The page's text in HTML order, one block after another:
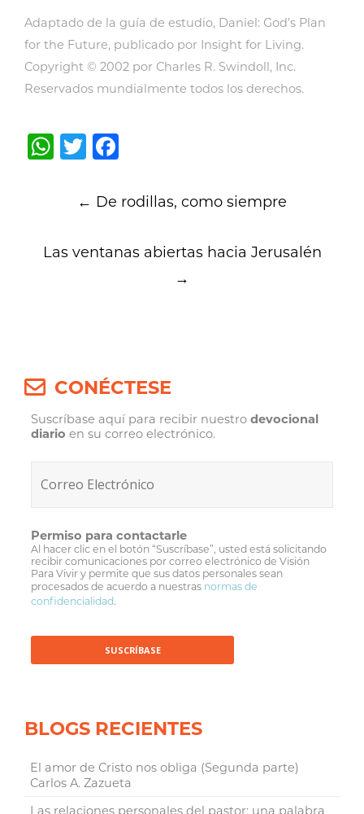
Adaptado de la guía de estudio, Daniel: God’s Plan
for the Future, publicado por Insight for Living.
Copyright © 2002 por Charles R. Swindoll, Inc.
Reservados mundialmente todos los derechos.
WhatsApp
Twitter
navigation
← De rodillas, como siempre
Las ventanas abiertas hacia Jerusalén
→
CONÉCTESE
Suscríbase aquí para recibir nuestrodevocional
diario en su correo electrónico.
Permiso para contactarle
Al hacer clic en el botón “Suscríbase”, usted está solicitando
recibir comunicaciones por correo electrónico de Visión
Para Vivir y permite que sus datos personales sean
procesados de acuerdo a nuestras normas de
confidencialidad.
BLOGS RECIENTES
El amor de Cristo nos obliga (Segunda parte)
Carlos A. Zazueta
Las relaciones personales del pastor: una palabra